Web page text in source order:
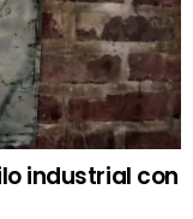
industrial con